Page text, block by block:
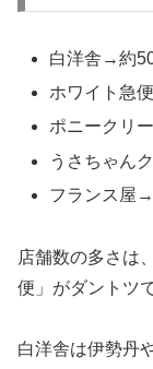
白洋舎→約
ホワイト急
ポニークリ
うさちゃん
フランス屋→
店舗数の多さは
便」がダントツ
白洋舎は伊勢丹